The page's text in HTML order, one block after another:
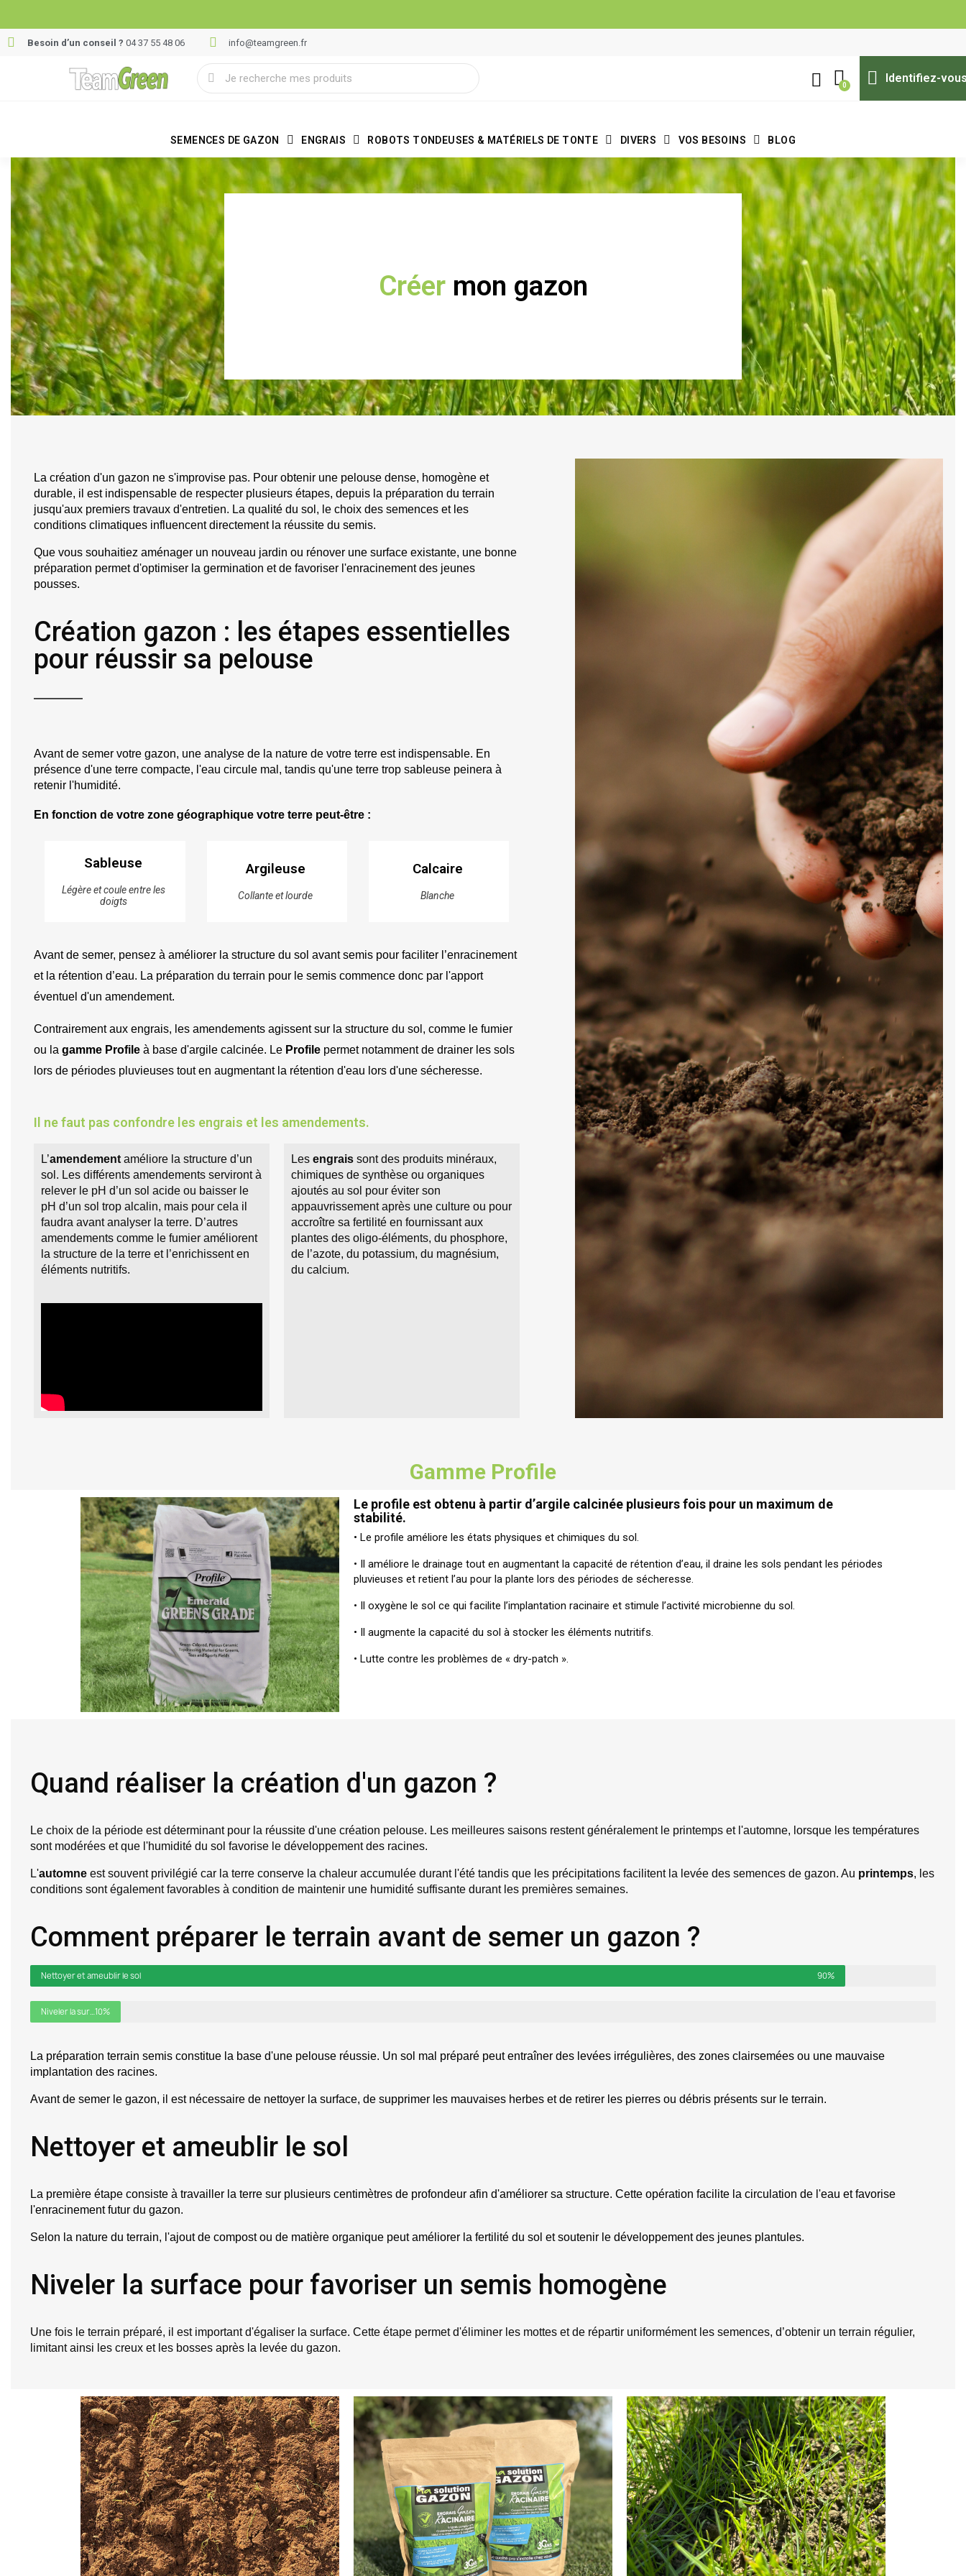
Besoin d’un conseil ? 04 37 55 48 06 info@teamgreen.fr
Identifiez-
SEMENCES DE GAZON ENGRAIS ROBOTS TONDEUSES & MATÉRIELS DE TONTE DIVERS VOS BESOINS BLOG
Créermon gazon
La création d'un gazon ne s'improvise pas. Pour obtenir une pelouse dense, homogène et
durable, il est indispensable de respecter plusieurs étapes, depuis la préparation du terrain
jusqu'aux premiers travaux d'entretien. La qualité du sol, le choix des semences et les
conditions climatiques influencent directement la réussite du semis.
Que vous souhaitiez aménager un nouveau jardin ou rénover une surface existante, une bonne
préparation permet d'optimiser la germination et de favoriser l'enracinement des jeunes
pousses.
Création gazon : les étapes essentielles
pour réussir sa pelouse
Avant de semer votre gazon, une analyse de la nature de votre terre est indispensable. En
présence d'une terre compacte, l'eau circule mal, tandis qu'une terre trop sableuse peinera à
retenir l'humidité.
En fonction de votre zone géographique votre terre peut-être :
Sableuse
Légère et coule entre les
doigts
Argileuse
Collante et lourde
Calcaire
Blanche
Avant de semer, pensez à améliorer la structure du sol avant semis pour faciliter l’enracinement
et la rétention d’eau. La préparation du terrain pour le semis commence donc par l'apport
éventuel d'un amendement.
Contrairement aux engrais, les amendements agissent sur la structure du sol, comme le fumier
ou la gamme Profile à base d'argile calcinée. Le Profile permet notamment de drainer les sols
lors de périodes pluvieuses tout en augmentant la rétention d'eau lors d'une sécheresse.
Il ne faut pas confondre les engrais et les amendements.​
L’amendement améliore la structure d’un
sol. Les différents amendements serviront à
relever le pH d’un sol acide ou baisser le
pH d’un sol trop alcalin, mais pour cela il
faudra avant analyser la terre. D’autres
amendements comme le fumier améliorent
la structure de la terre et l’enrichissent en
éléments nutritifs.
Les engrais sont des produits minéraux,
chimiques de synthèse ou organiques
ajoutés au sol pour éviter son
appauvrissement après une culture ou pour
accroître sa fertilité en fournissant aux
plantes des oligo-éléments, du phosphore,
de l’azote, du potassium, du magnésium,
du calcium.
Gamme Profile
Le profile est obtenu à partir d’argile calcinée plusieurs fois pour un maximum de
stabilité.
• Le profile améliore les états physiques et chimiques du sol.
• Il améliore le drainage tout en augmentant la capacité de rétention d’eau, il draine les sols pendant les périodes
pluvieuses et retient l’au pour la plante lors des périodes de sécheresse.
• Il oxygène le sol ce qui facilite l’implantation racinaire et stimule l’activité microbienne du sol.
• Il augmente la capacité du sol à stocker les éléments nutritifs.
• Lutte contre les problèmes de « dry-patch ».
Quand réaliser la création d'un gazon ?
Le choix de la période est déterminant pour la réussite d'une création pelouse. Les meilleures saisons restent généralement le printemps et l'automne, lorsque les températures
sont modérées et que l'humidité du sol favorise le développement des racines.
L'automne est souvent privilégié car la terre conserve la chaleur accumulée durant l'été tandis que les précipitations facilitent la levée des semences de gazon. Au printemps, les
conditions sont également favorables à condition de maintenir une humidité suffisante durant les premières semaines.
Comment préparer le terrain avant de semer un gazon ?
Nettoyer et ameublir le sol 90%
10%
La préparation terrain semis constitue la base d'une pelouse réussie. Un sol mal préparé peut entraîner des levées irrégulières, des zones clairsemées ou une mauvaise
implantation des racines.
Avant de semer le gazon, il est nécessaire de nettoyer la surface, de supprimer les mauvaises herbes et de retirer les pierres ou débris présents sur le terrain.
Nettoyer et ameublir le sol
La première étape consiste à travailler la terre sur plusieurs centimètres de profondeur afin d'améliorer sa structure. Cette opération facilite la circulation de l'eau et favorise
l'enracinement futur du gazon.
Selon la nature du terrain, l'ajout de compost ou de matière organique peut améliorer la fertilité du sol et soutenir le développement des jeunes plantules.
Niveler la surface pour favoriser un semis homogène
Une fois le terrain préparé, il est important d'égaliser la surface. Cette étape permet d'éliminer les mottes et de répartir uniformément les semences, d’obtenir un terrain régulier,
limitant ainsi les creux et les bosses après la levée du gazon.